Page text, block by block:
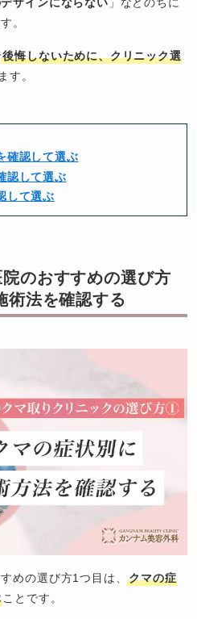
。
後悔しないために、クリニック選
す。
確認して選ぶ
認して選ぶ
して選ぶ
のおすすめの選び方
法を確認する
めの選び方1つ目は、クマの症
ことです。